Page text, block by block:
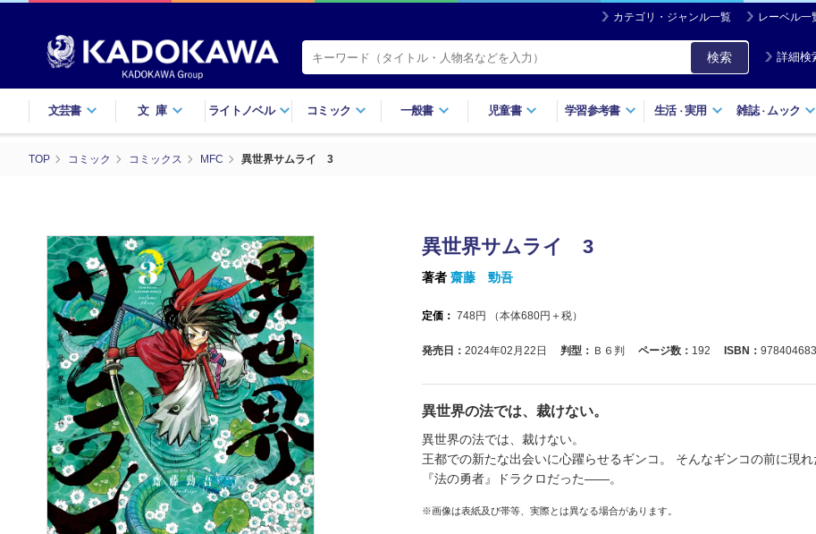
カテゴリ・ジャンル一覧 レーベル一
検索 詳細検
文芸書 文庫 ライトノベル コミック 一般書 児童書 学習参考書 生活・実用 雑誌・ ムック
TOP コミック コミックス MFC 異世界サムライ 3
異世界サムライ 3
著者 齋藤 勁吾
定価： 748円 （本体680円＋税）
発売日： 2024年02月22日 判型： Ｂ６判 ページ数： 192 ISBN：
異世界の法では、裁けない。
異世界の法では、裁けない。
王都での新たな出会いに心躍らせるギンコ。 そんなギンコの前に現れ
『法の勇者』ドラクロだった――。
※画像は表紙及び帯等、実際とは異なる場合があります。